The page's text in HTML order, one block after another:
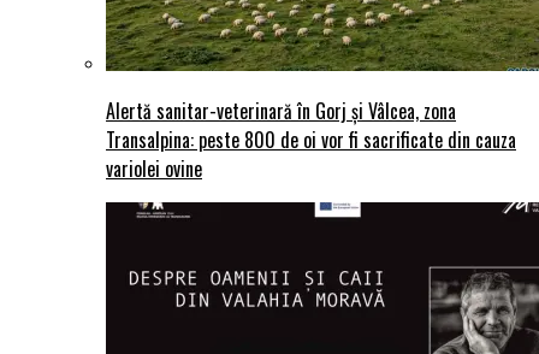
Alertă sanitar-veterinară în Gorj și Vâlcea, zona
Transalpina: peste 800 de oi vor fi sacrificate din cauza
variolei ovine